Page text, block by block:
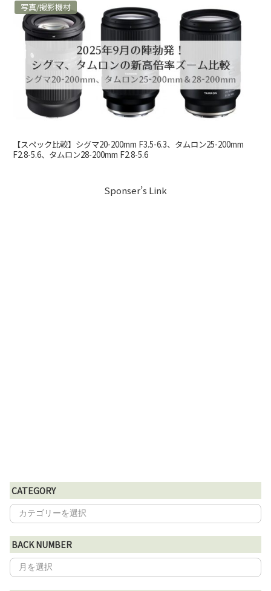
写真/撮影機材
【スペック比較】シグマ20-200mm F3.5-6.3、タムロン25-200mm
F2.8-5.6、タムロン28-200mm F2.8-5.6
Sponser’s Link
CATEGORY
BACK NUMBER